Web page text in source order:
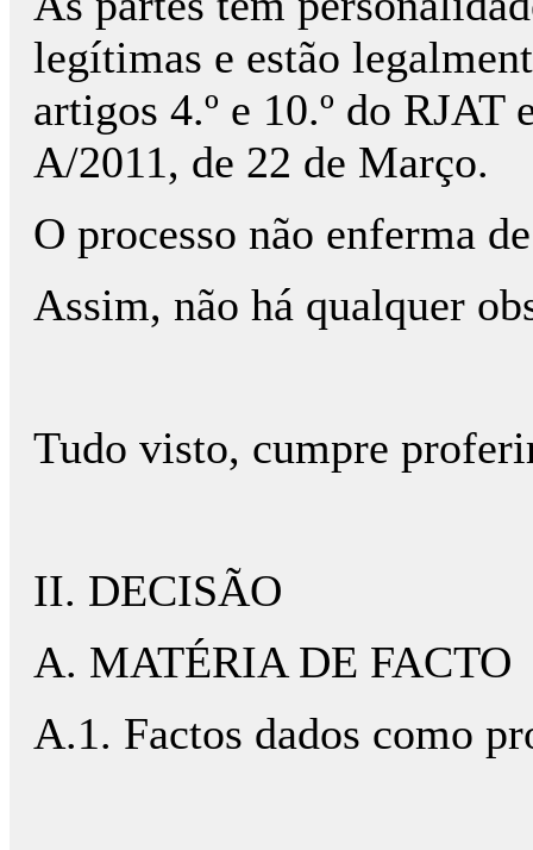
legítimas e estão
artigos 4.º e 10.º do RJAT
A/2011, de 22 de Março.
O processo não enferma
Assim, não há qualquer
Tudo visto, cumpre
II. DECISÃO
A. MATÉRIA DE FACTO
A.1. Factos dados como